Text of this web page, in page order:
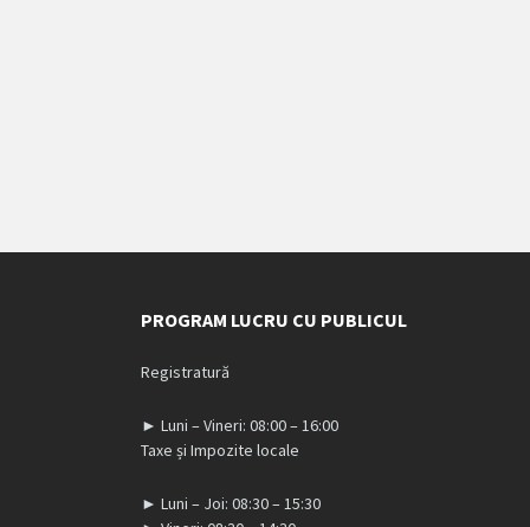
PROGRAM LUCRU CU PUBLICUL
Registratură
► Luni – Vineri: 08:00 – 16:00
Taxe și Impozite locale
► Luni – Joi: 08:30 – 15:30